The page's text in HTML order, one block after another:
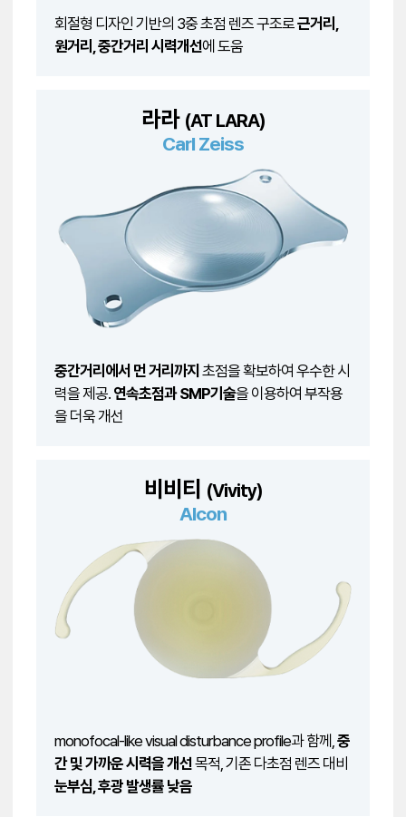
회절형 디자인 기반의 3중 초점 렌즈 구조로근거리,
원거리, 중간거리 시력개선에 도움
라라 (AT LARA)
Carl Zeiss
중간거리에서 먼 거리까지 초점을 확보하여 우수한 시
력을 제공. 연속초점과 SMP기술을 이용하여 부작용
을 더욱 개선
비비티 (Vivity)
Alcon
monofocal-like visual disturbance profile과 함께,중
간 및 가까운 시력을 개선 목적, 기존 다초점 렌즈 대비
눈부심, 후광 발생률 낮음